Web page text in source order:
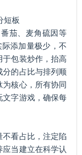
短板
茄、麦角硫因等
添加量极少，不
包装炒作，抬高
的占比与排列顺
核心，所有协同
字游戏，确保每
看占比，注定陷
当建立在科学认